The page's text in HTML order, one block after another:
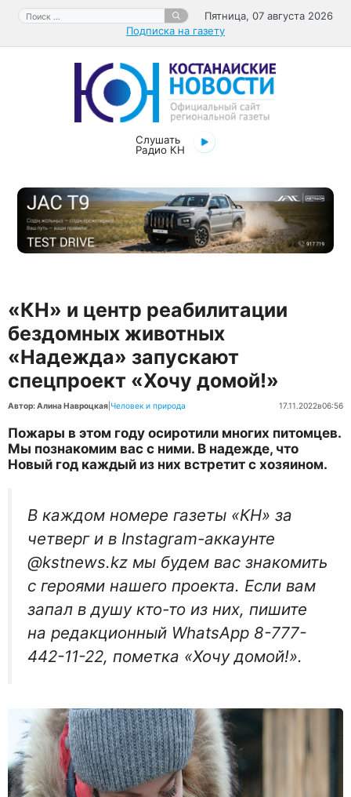
Перейти
содержимому
Поиск:
Пятница, 07 августа 2026
Подписка на газету
Слушать
Радио КН
«КН» и центр реабилитации
бездомных животных
«Надежда» запускают
спецпроект «Хочу домой!»
Автор: Алина Навроцкая Человек и природа 17.11.2022в06:56
Пожары в этом году осиротили многих питомцев.
Мы познакомим вас с ними. В надежде, что
Новый год каждый из них встретит с хозяином.
В каждом номере газеты «КН» за
четверг и в Instagram-аккаунте
@kstnews.kz мы будем вас знакомить
с героями нашего проекта. Если вам
запал в душу кто-то из них, пишите
на редакционный WhatsApp 8-777-
442-11-22, пометка «Хочу домой!».